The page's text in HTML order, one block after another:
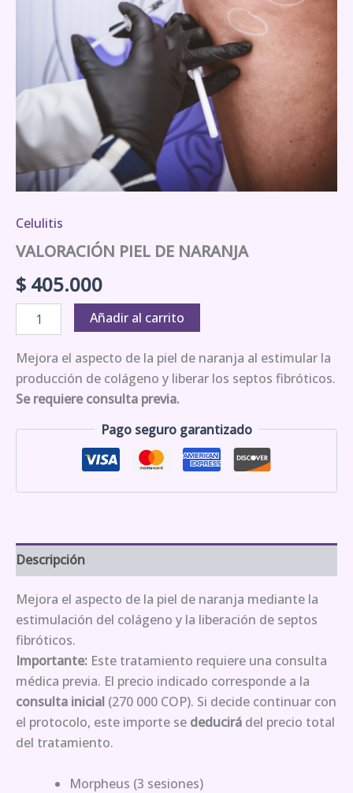
Celulitis
VALORACIÓN PIEL DE NARANJA
$ 405.000
Añadir al carrito
Mejora el aspecto de la piel de naranja al estimular la
producción de colágeno y liberar los septos fibróticos.
Se requiere consulta previa.
Pago seguro garantizado
Descripción
Mejora el aspecto de la piel de naranja mediante la
estimulación del colágeno y la liberación de septos
fibróticos.
Importante: Este tratamiento requiere una consulta
médica previa. El precio indicado corresponde a la
consulta inicial (270 000 COP). Si decide continuar con
el protocolo, este importe se deducirá del precio total
del tratamiento.
Morpheus (3 sesiones)